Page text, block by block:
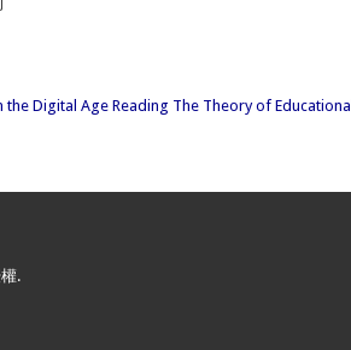
the Digital Age Reading The Theory of Educational
.